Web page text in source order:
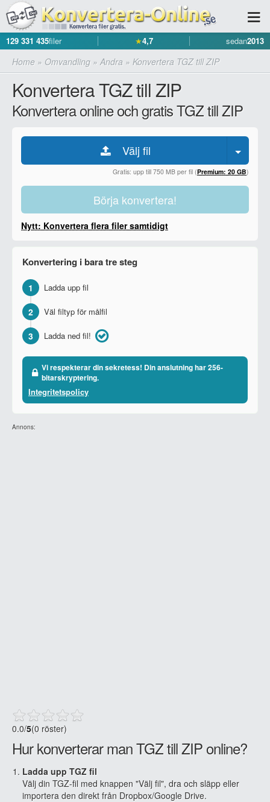
129 331 435filer ★4,7 sedan2013
Home » Omvandling » Andra » Konvertera TGZ till ZIP
Konvertera TGZ till ZIP
Konvertera online och gratis TGZ till ZIP
Välj fil
Gratis: upp till 750 MB per fil (Premium: 20 GB)
Börja konvertera!
Nytt: Konvertera flera filer samtidigt
Konvertering i bara tre steg
1 Ladda upp fil
2 Väl filtyp för målfil
3 Ladda ned fil!
Vi respekterar din sekretess! Din anslutning har 256-
bitarskryptering.
Integritetspolicy
Annons:
0.0/5(0 röster)
Hur konverterar man TGZ till ZIP online?
Ladda upp TGZ fil
Välj din TGZ-fil med knappen "Välj fil", dra och släpp eller
importera den direkt från Dropbox/Google Drive.